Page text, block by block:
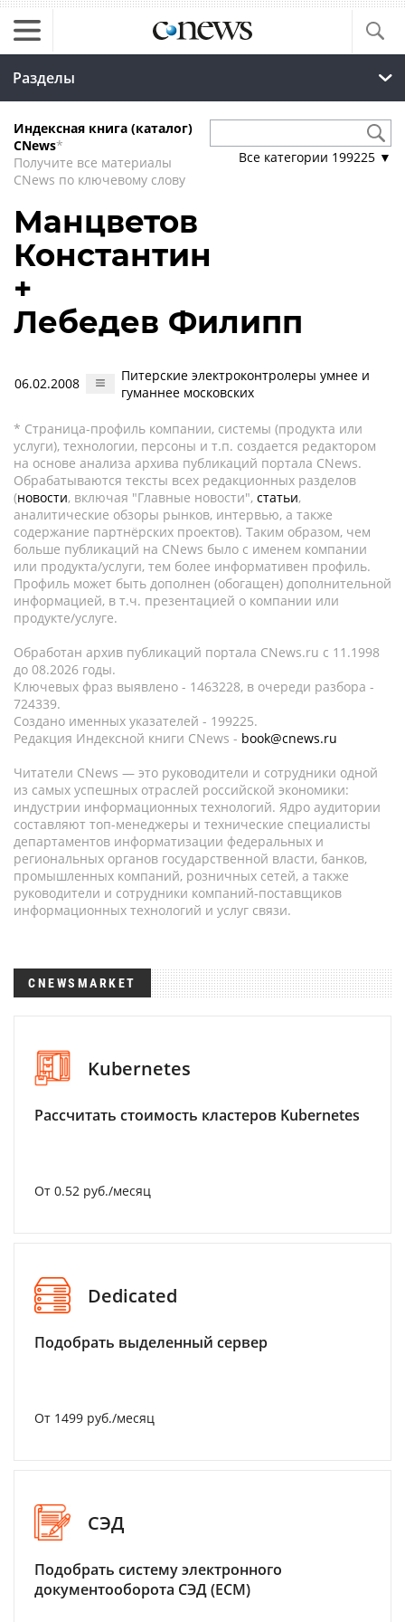
Разделы
Индексная книга (каталог)
CNews*
Получите все материалы
CNews по ключевому слову
Все категории 199225 ▼
Манцветов
Константин
+
Лебедев Филипп
06.02.2008
Питерские электроконтролеры умнее и
гуманнее московских
* Страница-профиль компании, системы (продукта или
услуги), технологии, персоны и т.п. создается редактором
на основе анализа архива публикаций портала CNews.
Обрабатываются тексты всех редакционных разделов
(новости, включая "Главные новости", статьи,
аналитические обзоры рынков, интервью, а также
содержание партнёрских проектов). Таким образом, чем
больше публикаций на CNews было с именем компании
или продукта/услуги, тем более информативен профиль.
Профиль может быть дополнен (обогащен) дополнительной
информацией, в т.ч. презентацией о компании или
продукте/услуге.
Обработан архив публикаций портала CNews.ru c 11.1998
до 08.2026 годы.
Ключевых фраз выявлено - 1463228, в очереди разбора -
724339.
Создано именных указателей - 199225.
Редакция Индексной книги CNews - book@cnews.ru
Читатели CNews — это руководители и сотрудники одной
из самых успешных отраслей российской экономики:
индустрии информационных технологий. Ядро аудитории
составляют топ-менеджеры и технические специалисты
департаментов информатизации федеральных и
региональных органов государственной власти, банков,
промышленных компаний, розничных сетей, а также
руководители и сотрудники компаний-поставщиков
информационных технологий и услуг связи.
CNEWSMARKET
Kubernetes
Рассчитать стоимость кластеров Kubernetes
От 0.52 руб./месяц
Dedicated
Подобрать выделенный сервер
От 1499 руб./месяц
СЭД
Подобрать систему электронного
документооборота СЭД (ECM)